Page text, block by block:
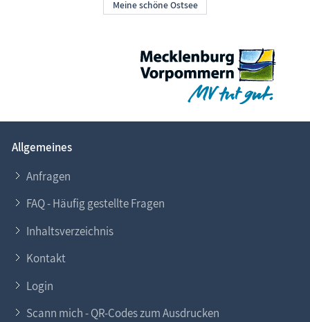
Erstellung Ihres Eintrages. Nehmen Sie Kontakt zu
Allgemeines
Anfragen
FAQ - Häufig gestellte Fragen
Inhaltsverzeichnis
Kontakt
Login
Scann mich - QR-Codes zum Ausdrucken